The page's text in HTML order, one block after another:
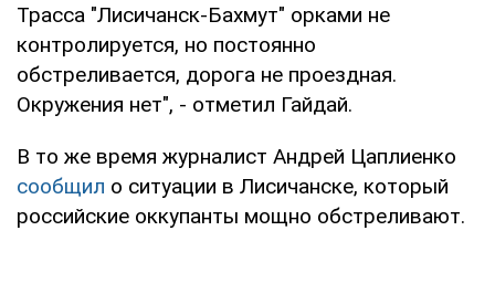
Трасса "Лисичанск-Бахмут" орками не
контролируется, но постоянно
обстреливается, дорога не проездная.
Окружения нет", - отметил Гайдай.
В то же время журналист Андрей Цаплиенко
сообщил о ситуации в Лисичанске, который
российские оккупанты мощно обстреливают.